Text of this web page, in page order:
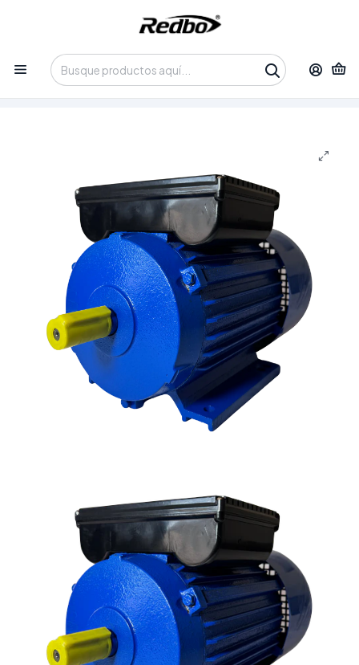
Tienda 100% Online con despacho a domicilio o retiro en
Oficina • Lun-Vie 09:30-14:00 / 15:00-17:30 • 📞 +56 9 3730 2311
Productos
Motores Eléctricos
Motor Eléctrico Monofásico Redbo RBL-100L-4-2.2 (2.2